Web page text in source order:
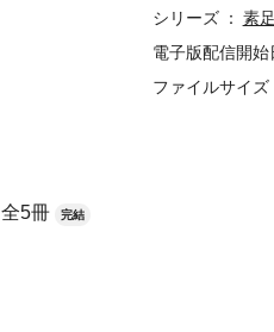
全5冊 完結
シリーズ
素
電子版配信開始
ファイルサイズ